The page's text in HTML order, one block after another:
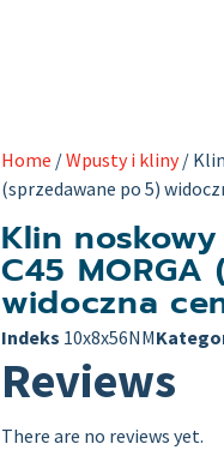
Home /Wpusty i kliny/ Klin
(sprzedawane po 5)
Klin
C45
widoczna
Indeks 10x8x56NM
Reviews
There are no reviews yet.